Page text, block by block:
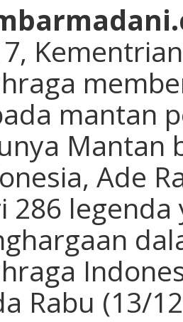
mantan
Mantan
Ade
286
Rabu (13/